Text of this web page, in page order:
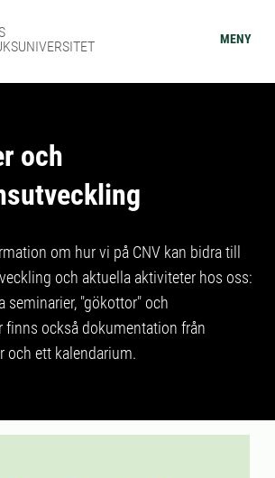
MENY
och
om hur vi på CNV kan bidra till
och aktuella aktiviteter hos oss:
seminarier, "gökottor" och
finns också dokumentation från
och ett kalendarium.